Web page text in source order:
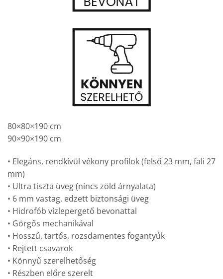
80×80×190 cm
90×90×190 cm
• Elegáns, rendkívül vékony profilok (felső 23 mm, fali 27
mm)
• Ultra tiszta üveg (nincs zöld árnyalata)
• 6 mm vastag, edzett biztonsági üveg
• Hidrofób vízlepergető bevonattal
• Görgős mechanikával
• Hosszú, tartós, rozsdamentes fogantyúk
• Rejtett csavarok
• Könnyű szerelhetőség
• Részben előre szerelt